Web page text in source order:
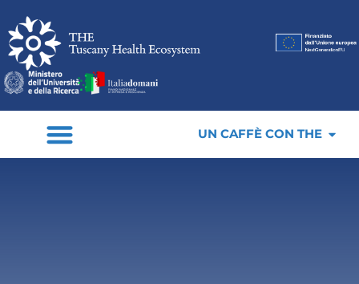
UN CAFFÈ CON THE